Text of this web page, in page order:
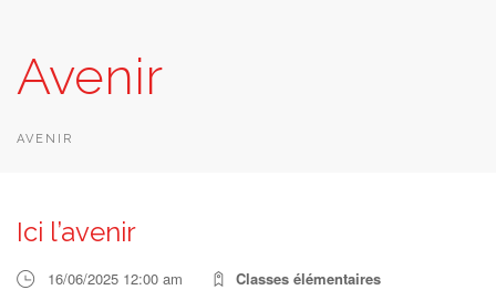
GRILLE DES PROGRAMMES
EMISSIONS / PODCASTS
RECHERCHER
Avenir
AVENIR
Ici l’avenir
16/06/2025 12:00 am
Classes élémentaires